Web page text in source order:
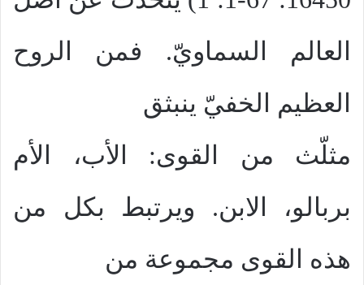
العالم السماويّ. فمن الروح
العظيم الخفيّ ينبثق
مثلّث من القوى: الأب، الأم
بربالو، الابن. ويرتبط بكل من
هذه القوى مجموعة من